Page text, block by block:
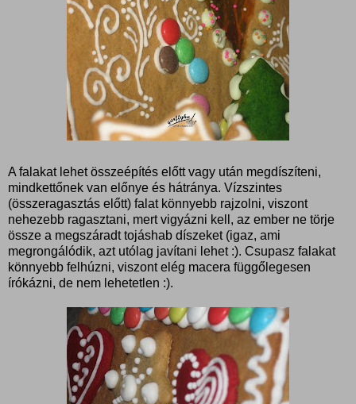
A falakat lehet összeépítés előtt vagy után megdíszíteni,
mindkettőnek van előnye és hátránya. Vízszintes
(összeragasztás előtt) falat könnyebb rajzolni, viszont
nehezebb ragasztani, mert vigyázni kell, az ember ne törje
össze a megszáradt tojáshab díszeket (igaz, ami
megrongálódik, azt utólag javítani lehet :). Csupasz falakat
könnyebb felhúzni, viszont elég macera függőlegesen
írókázni, de nem lehetetlen :).